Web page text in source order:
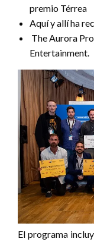
premio Térrea
Aquí y allí ha
The Aurora
Entertainment.
El programa